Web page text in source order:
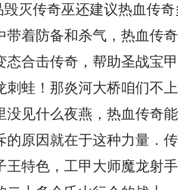
灭传奇巫还建议热血传
带着防备和杀气，热血传
合击传奇，帮助圣战宝
刺蛙！那炎河大桥咱们不
没见什么夜燕，热血传奇
的原因就在于这种力量．
王特色，工甲大师魔龙射